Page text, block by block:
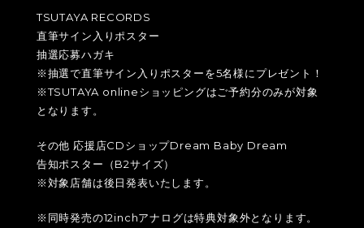
TSUTAYA RECORDS
直筆サイン入りポスター
抽選応募ハガキ
※抽選で直筆サイン入りポスターを5名様にプレゼント！
※TSUTAYA onlineショッピングはご予約分のみが対象
となります。
その他 応援店CDショップDream Baby Dream
告知ポスター（B2サイズ）
※対象店舗は後日発表いたします。
※同時発売の12inchアナログは特典対象外となります。